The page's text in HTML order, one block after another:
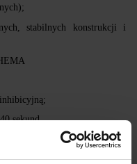
stabilnych konstrukcji i
sekund.
oznak niejednorodności;